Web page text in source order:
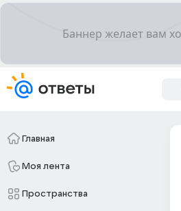
Главная
Моя лента
Пространства